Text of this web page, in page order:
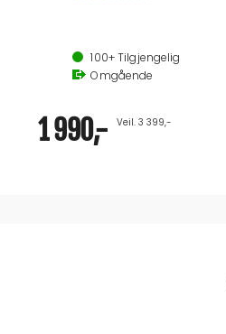
fjerner intil ca 9L / døgn - 5L vanntank
med HEPA-filter og støvfilter
340 x 232 x 511 mm
100+Tilgjengelig
Omgående
1 990,- Veil. 3 399,-